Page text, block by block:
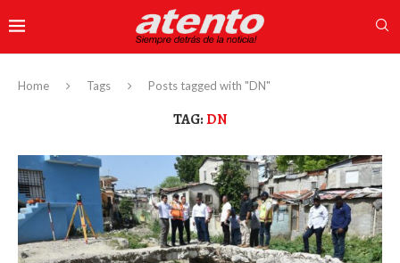
Home Tags Posts tagged with "DN"
TAG:DN